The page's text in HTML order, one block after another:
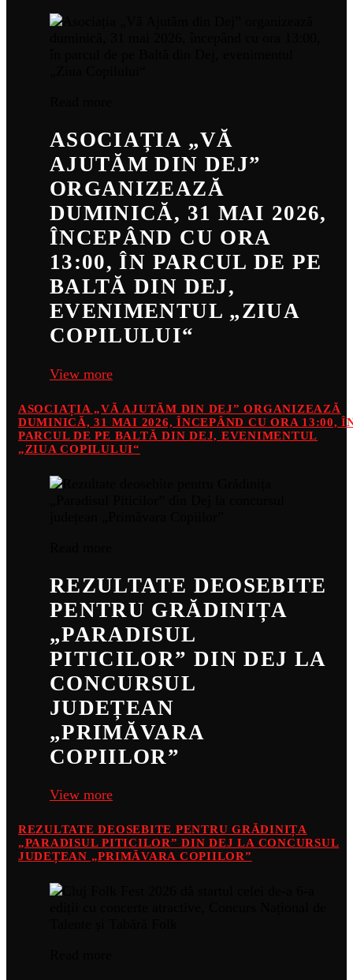
ASOCIAȚIA „VĂ
AJUTĂM DIN DEJ”
ORGANIZEAZĂ
DUMINICĂ, 31 MAI 2026,
ÎNCEPÂND CU ORA
13:00, ÎN PARCUL DE PE
BALTĂ DIN DEJ,
EVENIMENTUL „ZIUA
COPILULUI“
View more
ASOCIAȚIA „VĂ AJUTĂM DIN DEJ” ORGANIZEAZĂ
DUMINICĂ, 31 MAI 2026, ÎNCEPÂND CU ORA 13:00,
PARCUL DE PE BALTĂ DIN DEJ, EVENIMENTUL
„ZIUA COPILULUI“
REZULTATE DEOSEBITE
PENTRU GRĂDINIȚA
„PARADISUL
PITICILOR” DIN DEJ LA
CONCURSUL
JUDEȚEAN
„PRIMĂVARA
COPIILOR”
View more
REZULTATE DEOSEBITE PENTRU GRĂDINIȚA
„PARADISUL PITICILOR” DIN DEJ LA CONCURSUL
JUDEȚEAN „PRIMĂVARA COPIILOR”